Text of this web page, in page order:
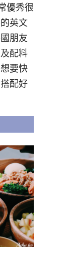
優秀很
英文
朋友
配料
要快
配好